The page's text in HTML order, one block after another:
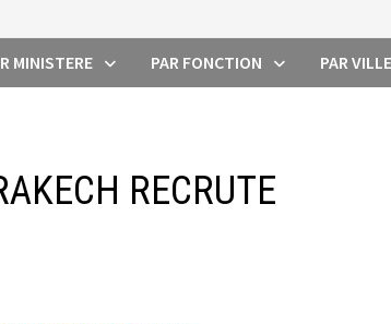
MINISTERE PAR FONCTION PAR
RECRUTE